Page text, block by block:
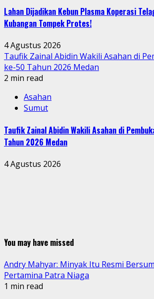
Lahan Dijadikan Kebun Plasma Koperasi
Kubangan Tompek Protes!
4 Agustus 2026
Taufik Zainal Abidin Wakili Asahan di
ke-50 Tahun 2026 Medan
2 min read
Asahan
Sumut
Taufik Zainal Abidin Wakili Asahan di
Tahun 2026 Medan
4 Agustus 2026
You may have missed
Andry Mahyar: Minyak Itu Resmi
Pertamina Patra Niaga
1 min read